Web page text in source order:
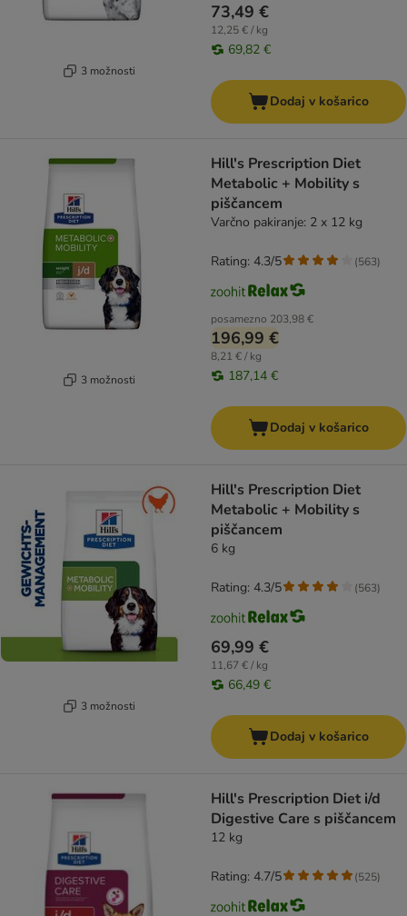
3 možnosti
73,49 €
12,25 € / kg
69,82 €
Dodaj v košarico
3 možnosti
Hill's Prescription Diet
Metabolic + Mobility s
piščancem
Varčno pakiranje: 2 x 12 kg
posamezno 203,98 €
196,99 €
8,21 € / kg
187,14 €
Rating: 4.3/5 (563)
Dodaj v košarico
3 možnosti
Hill's Prescription Diet
Metabolic + Mobility s
piščancem
6 kg
69,99 €
11,67 € / kg
66,49 €
Rating: 4.3/5 (563)
Dodaj v košarico
Hill's Prescription Diet i/d
Digestive Care s piščancem
12 kg
Rating: 4.7/5 (525)